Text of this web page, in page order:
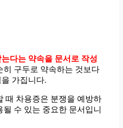
다는 약속을 문서로 작성
히 구두로 약속하는 것보다
가집니다.
때 차용증은 분쟁을 예방하
수 있는 중요한 문서입니